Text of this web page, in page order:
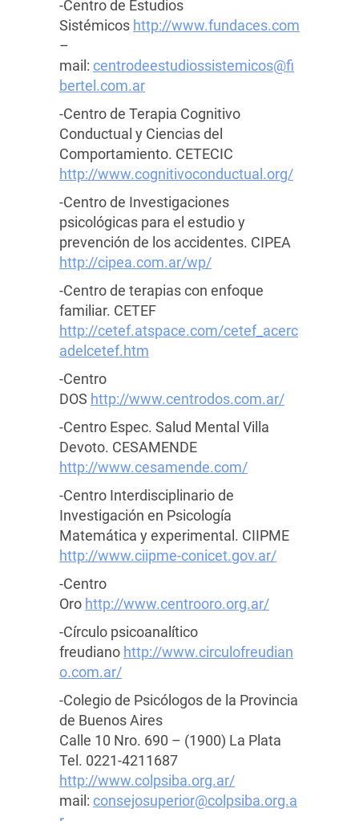
-Centro de Estudios
Sistémicos http://www.fundaces.com
–
mail: centrodeestudiossistemicos@fi
bertel.com.ar
-Centro de Terapia Cognitivo
Conductual y Ciencias del
Comportamiento. CETECIC
http://www.cognitivoconductual.org/
-Centro de Investigaciones
psicológicas para el estudio y
prevención de los accidentes. CIPEA
http://cipea.com.ar/wp/
-Centro de terapias con enfoque
familiar. CETEF
http://cetef.atspace.com/cetef_acerc
adelcetef.htm
-Centro
DOS http://www.centrodos.com.ar/
-Centro Espec. Salud Mental Villa
Devoto. CESAMENDE
http://www.cesamende.com/
-Centro Interdisciplinario de
Investigación en Psicología
Matemática y experimental. CIIPME
http://www.ciipme-conicet.gov.ar/
-Centro
Oro http://www.centrooro.org.ar/
-Círculo psicoanalítico
freudiano http://www.circulofreudian
o.com.ar/
-Colegio de Psicólogos de la Provincia
de Buenos Aires
Calle 10 Nro. 690 – (1900) La Plata
Tel. 0221-4211687
http://www.colpsiba.org.ar/
mail: consejosuperior@colpsiba.org.a